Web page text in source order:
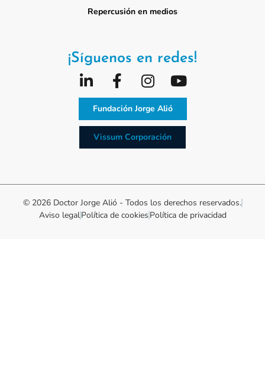
Repercusión en medios
¡Síguenos en redes!
Fundación Jorge Alió
Vissum Corporación
© 2026 Doctor Jorge Alió - Todos los derechos reservados.
Aviso legalPolítica de cookies Política de privacidad